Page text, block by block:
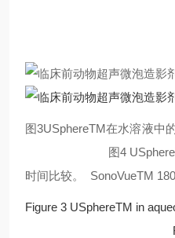
图3USphereTM在
图4
时间比较。 SonoVueTM
Figure 3 USphereTM
Figure 4.